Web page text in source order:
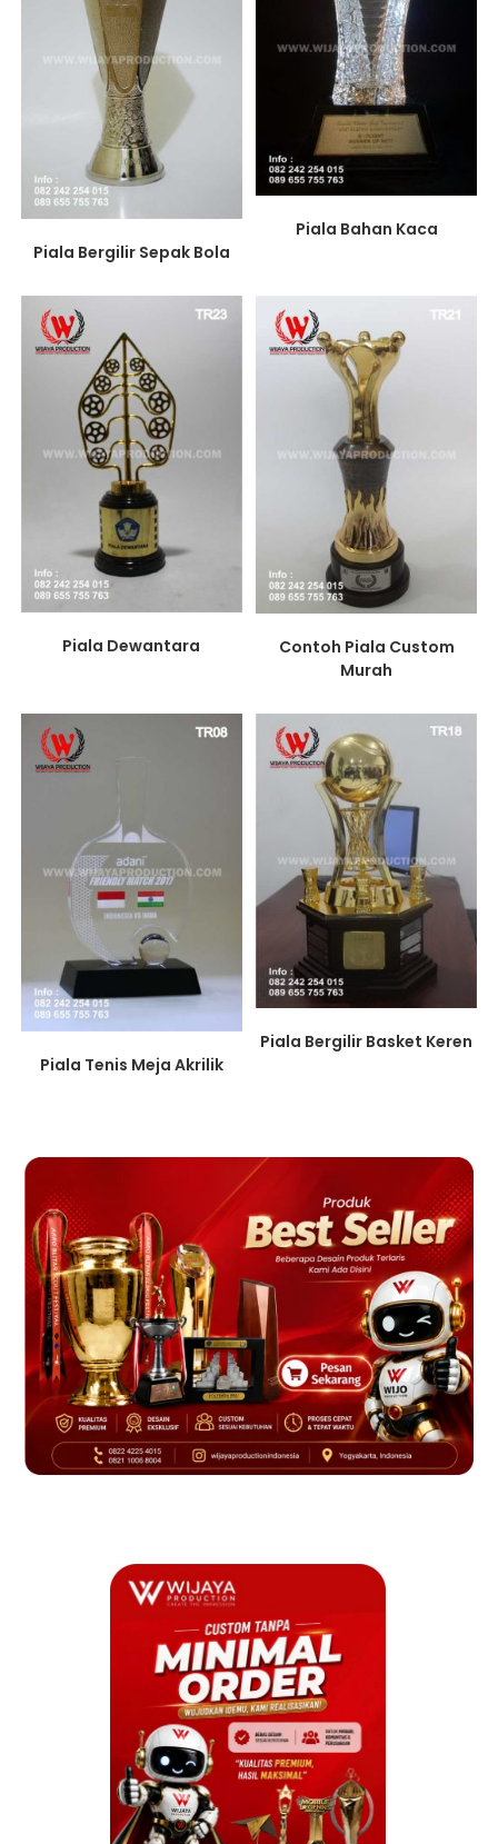
Piala Bergilir Sepak Bola
Piala Bahan Kaca
Piala Dewantara
Contoh Piala Custom
Murah
Piala Tenis Meja Akrilik
Piala Bergilir Basket Keren